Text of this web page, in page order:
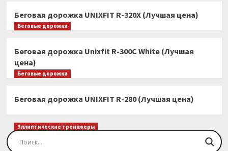
Беговая дорожка UNIXFIT R-320X (Лучшая цена)
Беговые дорожки
Беговая дорожка Unixfit R-300C White (Лучшая
цена)
Беговые дорожки
Беговая дорожка UNIXFIT R-280 (Лучшая цена)
Эллиптические тренажеры
Эллиптический тренажер EVO FITNESS Orion